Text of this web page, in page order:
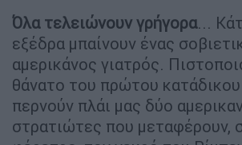
Όλα τελειώνουν γρήγορα...
εξέδρα μπαίνουν ένας
αμερικάνος γιατρός.
θάνατο του πρώτου κατάδικου
περνούν πλάι μας δύο
στρατιώτες που μεταφέρουν,